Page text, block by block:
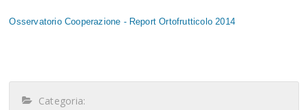
Osservatorio Cooperazione - Report Ortofrutticolo 2014
Categoria: